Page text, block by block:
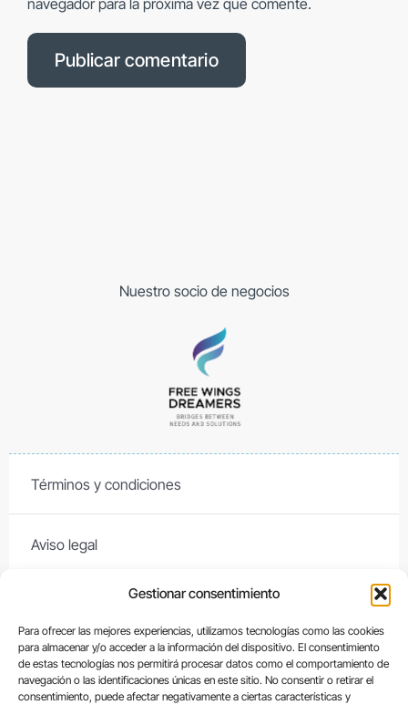
Gestionar consentimiento
Para ofrecer las mejores experiencias, utilizamos tecnologías como las cookies
para almacenar y/o acceder a la información del dispositivo. El consentimiento
de estas tecnologías nos permitirá procesar datos como el comportamiento de
navegación o las identificaciones únicas en este sitio. No consentir o retirar el
consentimiento, puede afectar negativamente a ciertas características y
Nuestro socio de negocios
Términos y condiciones
Aviso legal
Política de cookies